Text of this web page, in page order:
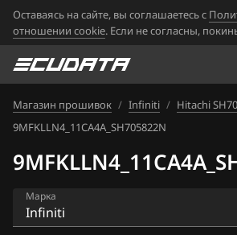
Оставаясь на сайте, вы соглашаетесь с
отношении cookie. Если не согласны,
Магазин прошивок / Infiniti / Hitachi
9MFKLLN4_11CA4A_SH705822N
Марка